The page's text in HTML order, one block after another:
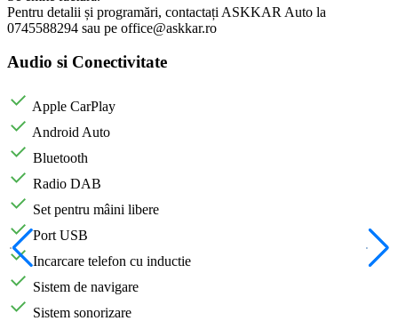
Pentru detalii și programări, contactați ASKKAR Auto la
0745588294 sau pe office@askkar.ro
Audio si Conectivitate
Apple CarPlay
Android Auto
Bluetooth
Radio DAB
Set pentru mâini libere
Port USB
Incarcare telefon cu inductie
Sistem de navigare
Sistem sonorizare